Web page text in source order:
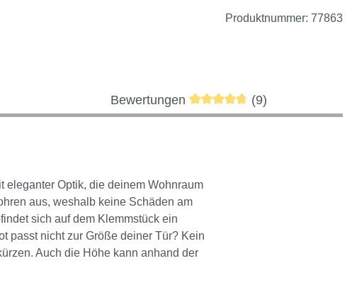
Produktnummer: 77863
BewertungenDurchschnittliche Bewertung
(9)
Optik, die deinem Wohnraum
aus, weshalb keine Schäden am
sich auf dem Klemmstück ein
passt nicht zur Größe deiner Tür? Kein
Auch die Höhe kann anhand der